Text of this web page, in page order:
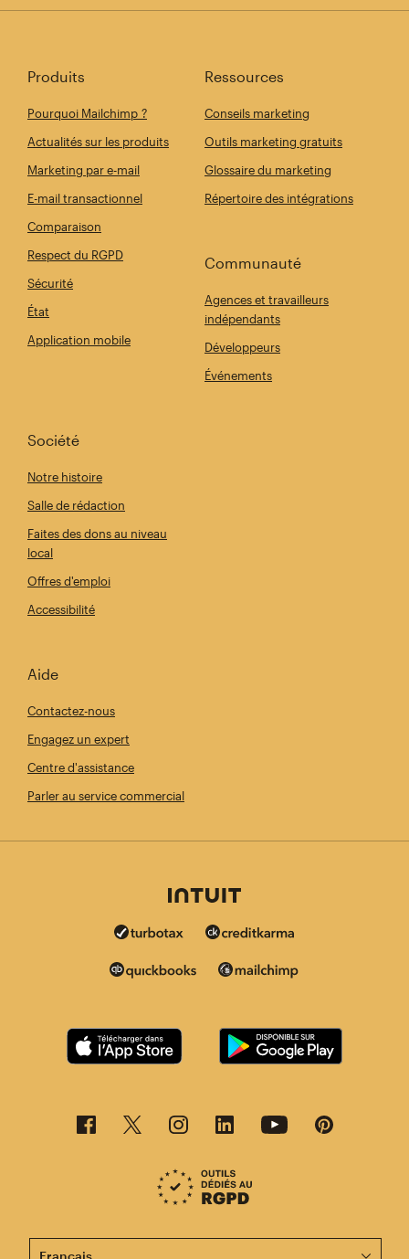
Produits
Pourquoi Mailchimp ?
Actualités sur les produits
Marketing par e-mail
E-mail transactionnel
Comparaison
Respect du RGPD
Sécurité
État
Application mobile
Ressources
Conseils marketing
Outils marketing gratuits
Glossaire du marketing
Répertoire des intégrations
Communauté
Agences et travailleurs
indépendants
Développeurs
Événements
Société
Notre histoire
Salle de rédaction
Faites des dons au niveau
local
Offres d'emploi
Accessibilité
Aide
Contactez-nous
Engagez un expert
Centre d'assistance
Parler au service commercial
Cette page est désormais disponible en d'autres